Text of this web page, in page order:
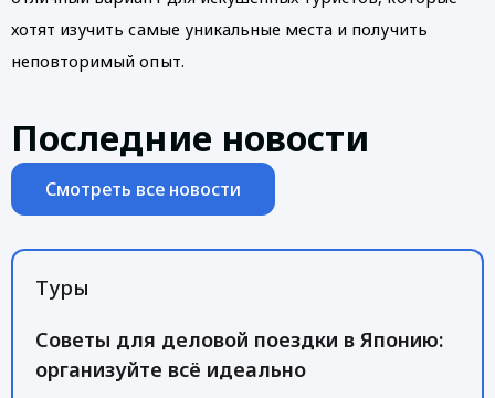
хотят изучить самые уникальные места и получить
неповторимый опыт.
Последние новости
Смотреть все новости
Туры
Советы для деловой поездки в Японию:
организуйте всё идеально